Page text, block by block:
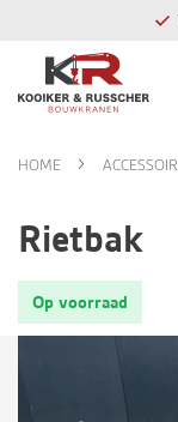
HOME
Rietbak
Op voorraad